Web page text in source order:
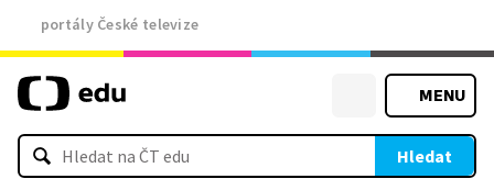
portály České televize
MENU
Hledat